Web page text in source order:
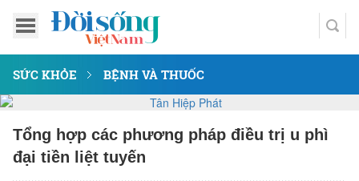
SỨC KHỎE BỆNH VÀ THUỐC
Tổng hợp các phương pháp điều trị u phì
đại tiền liệt tuyến